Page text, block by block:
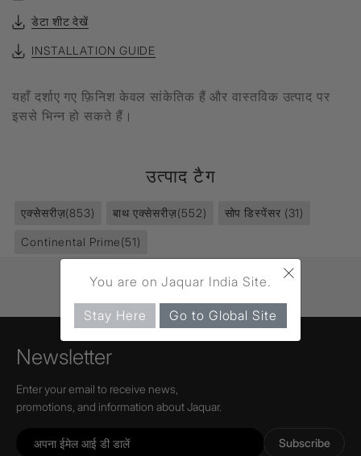
डेटा शीट देखें
INSTALLATION GUIDE
यहाँ दर्शाए गए फ़िनिश केवल सांकेतिक हैं और वास्तविक उत्पाद पर
इससे भिन्न हो सकते हैं।
उत्पाद टैग
एक्सेसरीज़(853) बाथ एक्सेसरीज़(552) सोप डिस्पेंसर (31)
Continental Prime(51)
Newsletter
Enter your email to receive news,
promotions, and information about Jaquar.
Subscribe
×
You are on Jaquar India Site.
Stay Here Go to Global Site